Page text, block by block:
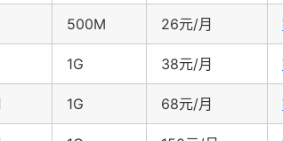
500M 26元/月
1G 38元/月
1G 68元/月